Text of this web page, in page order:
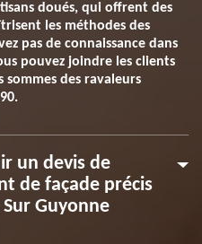
doués, qui offrent des
les méthodes des
pas de connaissance dans
pouvez joindre les clients
des ravaleurs
un devis de
de façade précis
Guyonne